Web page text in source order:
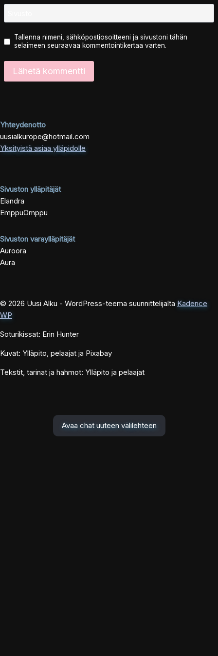
Tallenna nimeni, sähköpostiosoitteeni ja sivustoni tähän
selaimeen seuraavaa kommentointikertaa varten.
Yhteydenotto
uusialkurope@hotmail.com
Yksityistä asiaa ylläpidolle
Sivuston ylläpitäjät
Elandra
EmppuOmppu
Sivuston varaylläpitäjät
Auroora
Aura
© 2026 Uusi Alku - WordPress-teema suunnittelijalta Kadence
WP
Soturikissat: Erin Hunter
Kuvat: Ylläpito, pelaajat ja Pixabay
Tekstit, tarinat ja hahmot: Ylläpito ja pelaajat
Avaa chat uuteen välilehteen